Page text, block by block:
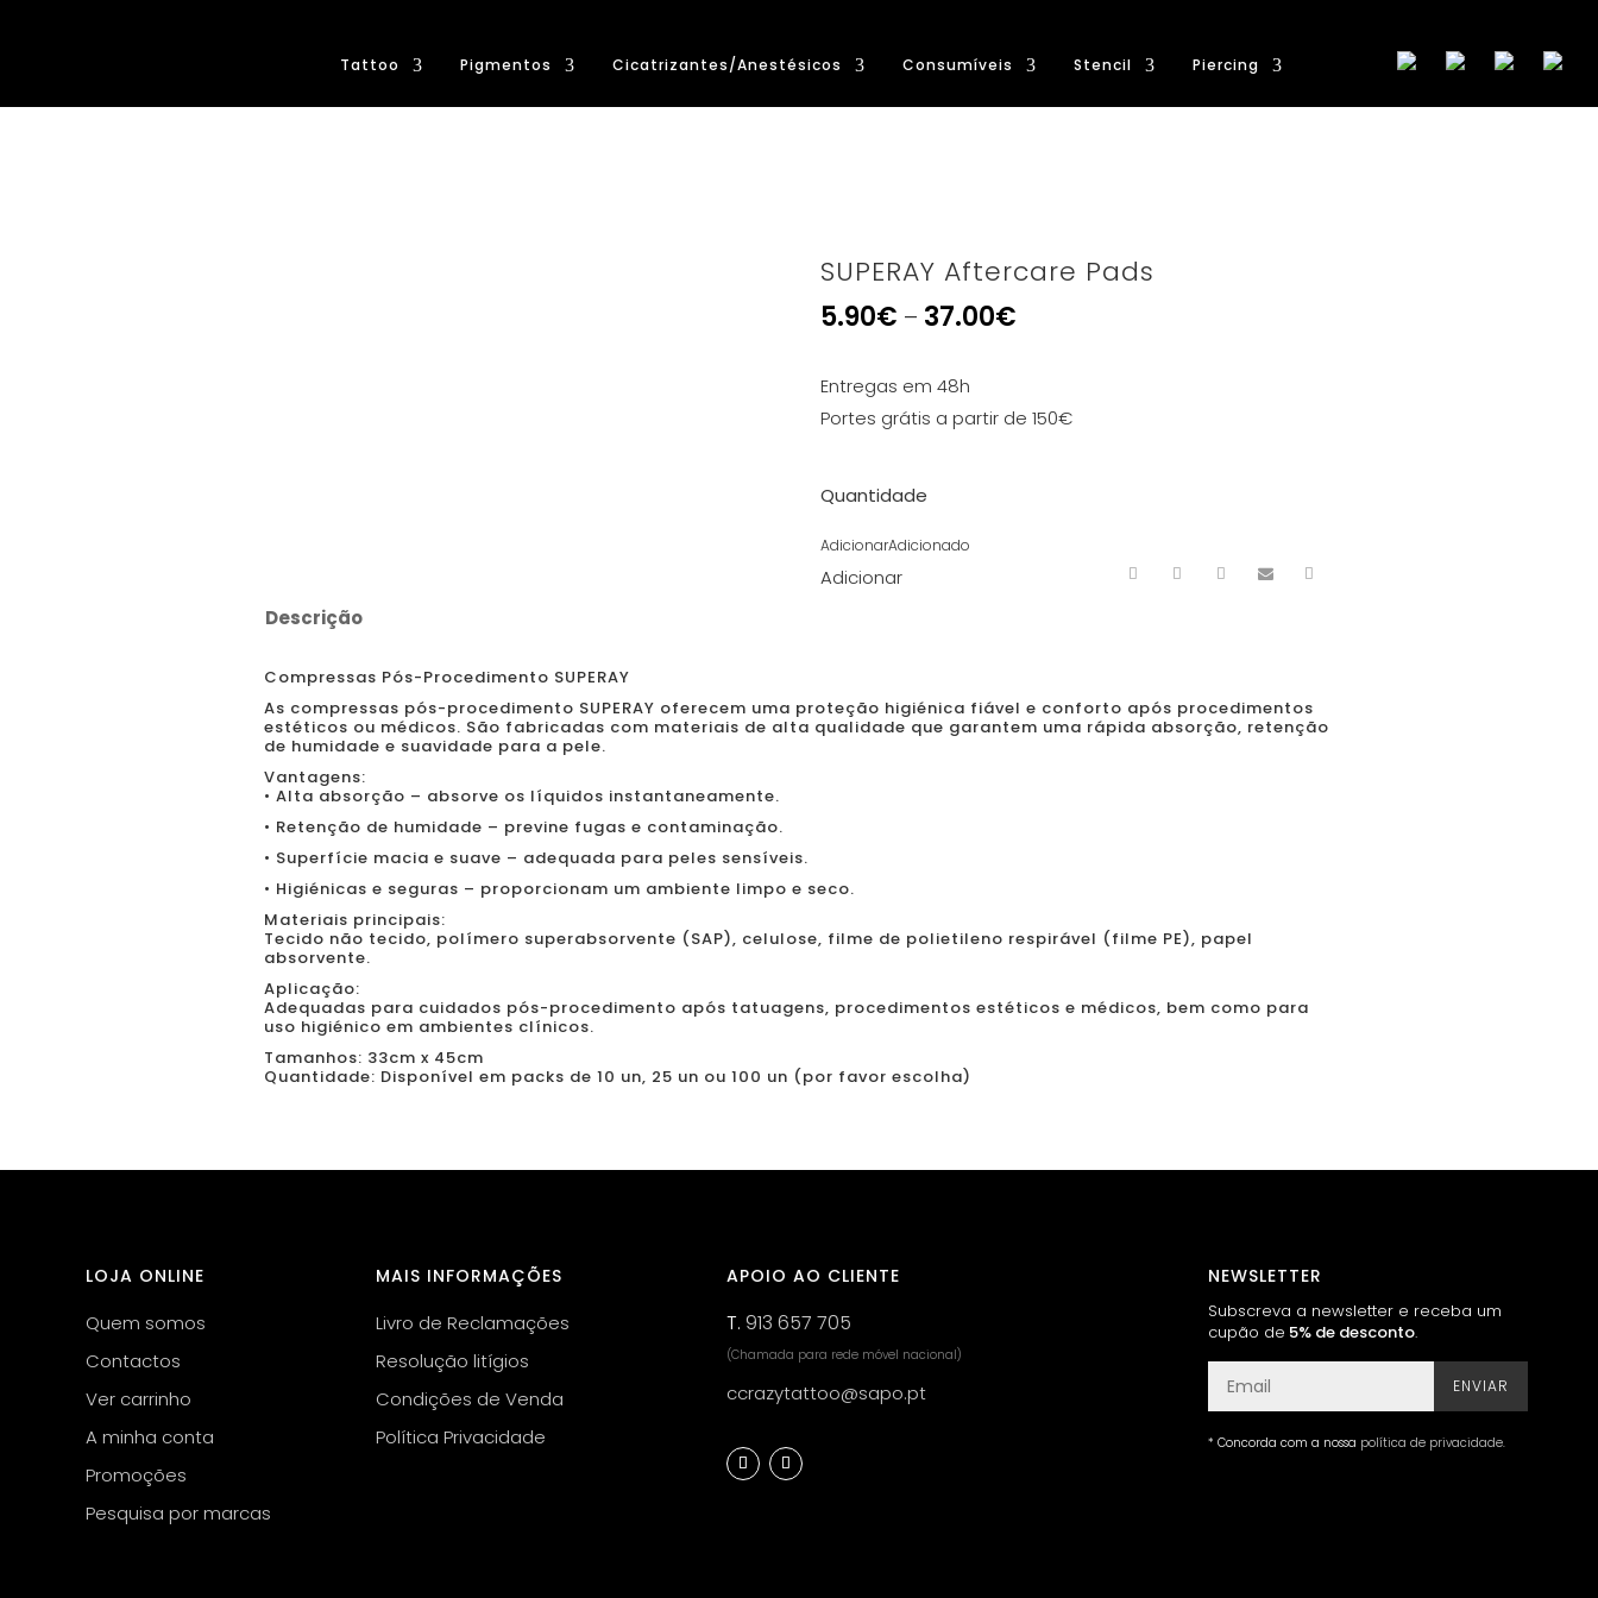
Tattoo Pigmentos Cicatrizantes/Anestésicos Consumíveis Stencil Piercing
SUPERAY Aftercare Pads
5.90€ – 37.00€
Entregas em 48h
Portes grátis a partir de 150€
Quantidade
AdicionarAdicionado
Adicionar
Descrição
Compressas Pós-Procedimento SUPERAY
As compressas pós-procedimento SUPERAY oferecem uma proteção higiénica fiável e conforto após procedimentos
estéticos ou médicos. São fabricadas com materiais de alta qualidade que garantem uma rápida absorção, retenção
de humidade e suavidade para a pele.
Vantagens:
• Alta absorção – absorve os líquidos instantaneamente.
• Retenção de humidade – previne fugas e contaminação.
• Superfície macia e suave – adequada para peles sensíveis.
• Higiénicas e seguras – proporcionam um ambiente limpo e seco.
Materiais principais:
Tecido não tecido, polímero superabsorvente (SAP), celulose, filme de polietileno respirável (filme PE), papel
absorvente.
Aplicação:
Adequadas para cuidados pós-procedimento após tatuagens, procedimentos estéticos e médicos, bem como para
uso higiénico em ambientes clínicos.
Tamanhos: 33cm x 45cm
Quantidade: Disponível em packs de 10 un, 25 un ou 100 un (por favor escolha)
LOJA ONLINE
Quem somos
Contactos
Ver carrinho
A minha conta
Promoções
Pesquisa por marcas
MAIS INFORMAÇÕES
Livro de Reclamações
Resolução litígios
Condições de Venda
Política Privacidade
APOIO AO CLIENTE
T. 913 657 705
(Chamada para rede móvel nacional)
ccrazytattoo@sapo.pt
NEWSLETTER
Subscreva a newsletter e receba um
cupão de 5% de desconto.
ENVIAR
* Concorda com a nossa política de privacidade.